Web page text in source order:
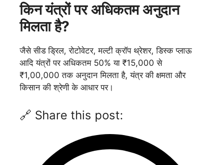
किन यंत्रों पर अधिकतम अनुदान
मिलता है?
जैसे सीड ड्रिल, रोटोवेटर, मल्टी क्रॉप थ्रेशर, डिस्क प्लाऊ
आदि यंत्रों पर अधिकतम 50% या ₹15,000 से
₹1,00,000 तक अनुदान मिलता है, यंत्र की क्षमता और
किसान की श्रेणी के आधार पर।
🔗 Share this post: